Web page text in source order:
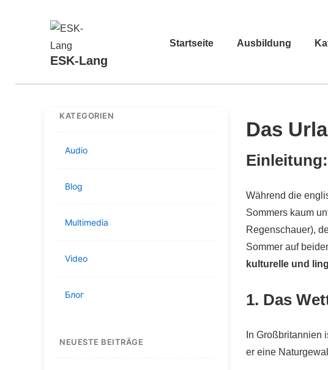
ESK-Lang
Hauptnavigation
Startseite Ausbildung
Das
Während die
Sommers kaum
Regenschauer),
Sommer auf
kulturelle und
1. Das
In Großbritannien
er eine
KATEGORIEN
Audio
Blog
Multimedia
Video
Блог
NEUESTE BEITRÄGE